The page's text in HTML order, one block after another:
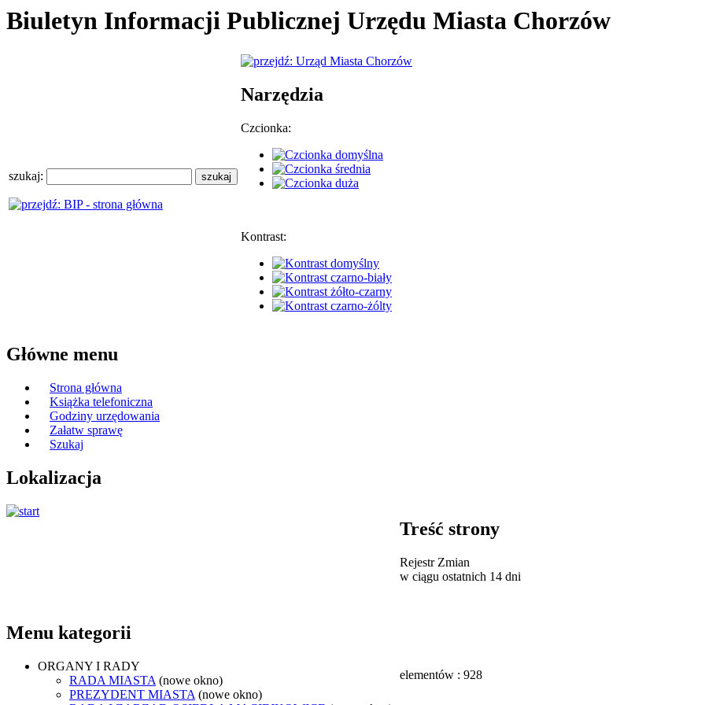
Biuletyn Informacji Publicznej Urzędu Miasta Chorzów
szukaj:
Narzędzia
Czcionka:
Kontrast:
Główne menu
Strona główna
Książka telefoniczna
Godziny urzędowania
Załatw sprawę
Szukaj
Lokalizacja
Menu kategorii
ORGANY I RADY
RADA MIASTA (nowe okno)
PREZYDENT MIASTA (nowe okno)
Treść strony
Rejestr Zmian
w ciągu ostatnich 14 dni
elementów : 928